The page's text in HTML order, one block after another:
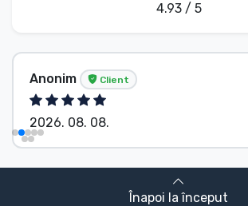
4.93 / 5
Anonim Client
2026. 08. 08.
Înapoi la început